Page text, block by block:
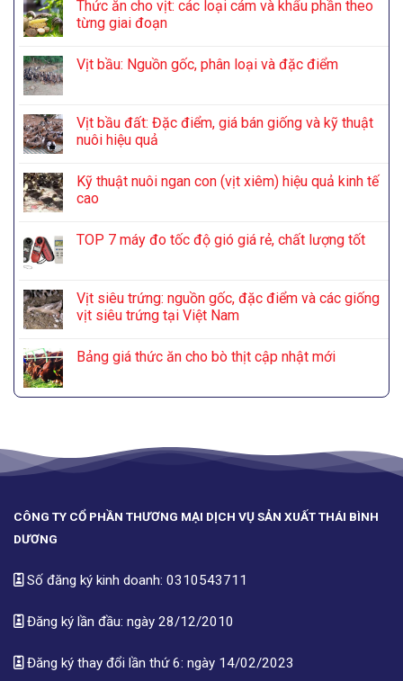
Thức ăn cho vịt: các loại cám và khẩu phần theo
từng giai đoạn
Vịt bầu: Nguồn gốc, phân loại và đặc điểm
Vịt bầu đất: Đặc điểm, giá bán giống và kỹ thuật
nuôi hiệu quả
Kỹ thuật nuôi ngan con (vịt xiêm) hiệu quả kinh tế
cao
TOP 7 máy đo tốc độ gió giá rẻ, chất lượng tốt
Vịt siêu trứng: nguồn gốc, đặc điểm và các giống
vịt siêu trứng tại Việt Nam
Bảng giá thức ăn cho bò thịt cập nhật mới
CÔNG TY CỔ PHẦN THƯƠNG MẠI DỊCH VỤ SẢN XUẤT THÁI BÌNH
DƯƠNG
Số đăng ký kinh doanh: 0310543711
Đăng ký lần đầu: ngày 28/12/2010
Đăng ký thay đổi lần thứ 6: ngày 14/02/2023